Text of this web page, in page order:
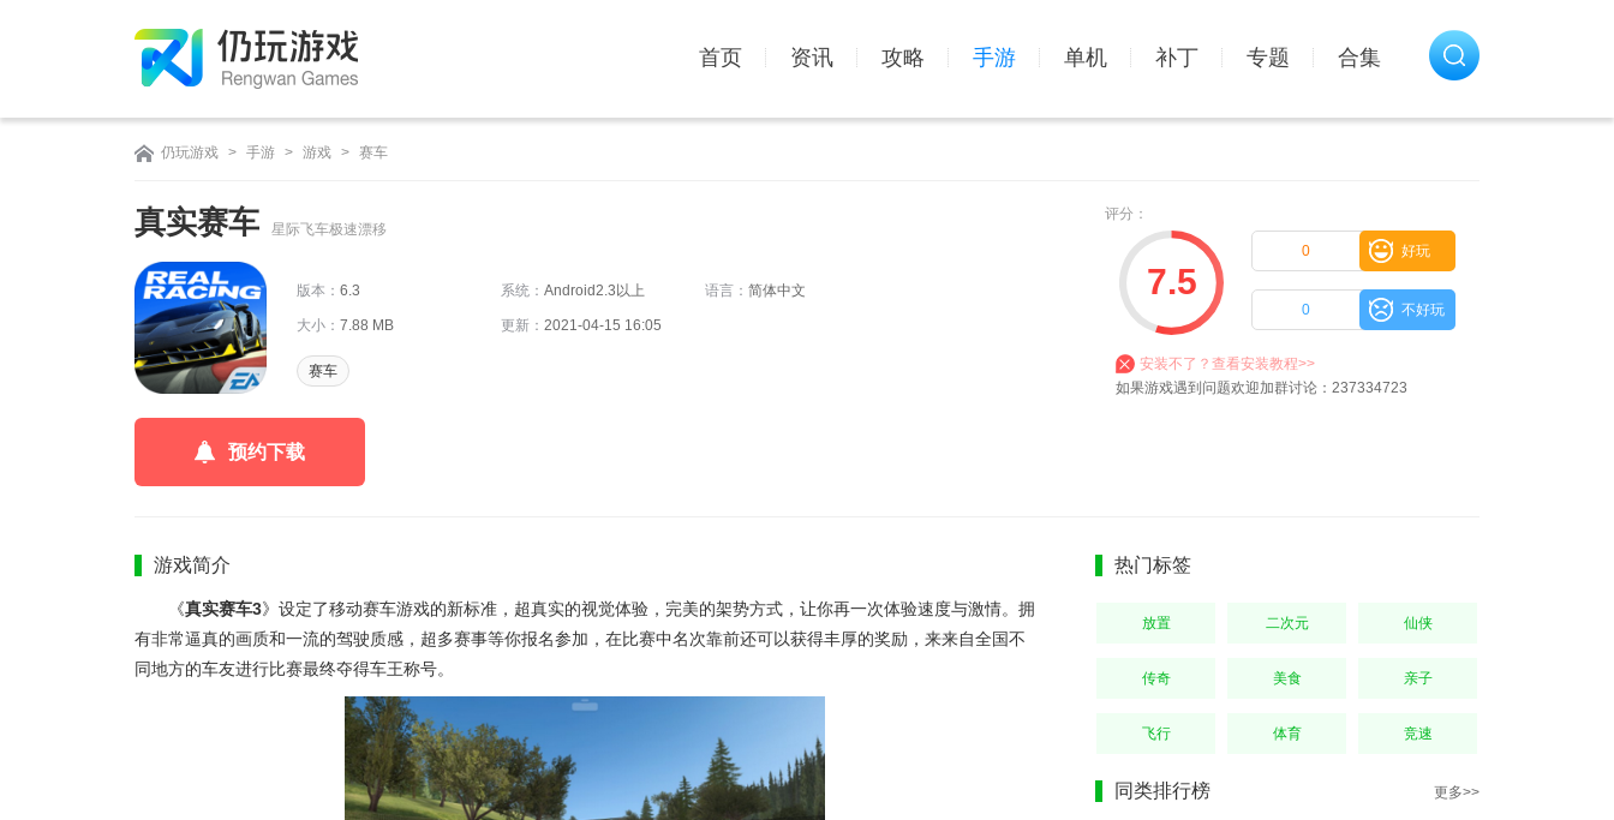
首页 资讯 攻略 手游 单机 补丁 专题 合集
仍玩游戏 > 手游 > 游戏 > 赛车
评分：
7.5
好玩
0
不好玩
0
真实赛车 星际飞车极速漂移
版本： 6.3 系统： Android2.3以上 语言： 简体中文
大小： 7.88 MB 更新： 2021-04-15 16:05
赛车
预约下载
安装不了？查看安装教程>>
如果游戏遇到问题欢迎加群讨论：237334723
游戏简介
《真实赛车3》设定了移动赛车游戏的新标准，超真实的视觉体验，完美的架势方式，让你再一次体验速度与激情。拥
有非常逼真的画质和一流的驾驶质感，超多赛事等你报名参加，在比赛中名次靠前还可以获得丰厚的奖励，来来自全国不
同地方的车友进行比赛最终夺得车王称号。
热门标签
放置 二次元 仙侠
传奇 美食 亲子
飞行 体育 竞速
同类排行榜 更多>>